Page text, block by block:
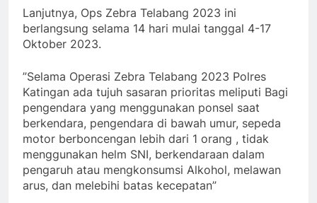
Lanjutnya, Ops Zebra Telabang 2023 ini
berlangsung selama 14 hari mulai tanggal 4-17
Oktober 2023.
”Selama Operasi Zebra Telabang 2023 Polres
Katingan ada tujuh sasaran prioritas meliputi Bagi
pengendara yang menggunakan ponsel saat
berkendara, pengendara di bawah umur, sepeda
motor berboncengan lebih dari 1 orang , tidak
menggunakan helm SNI, berkendaraan dalam
pengaruh atau mengkonsumsi Alkohol, melawan
arus, dan melebihi batas kecepatan”